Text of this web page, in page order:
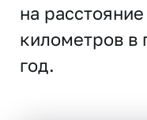
на
километров в
год.